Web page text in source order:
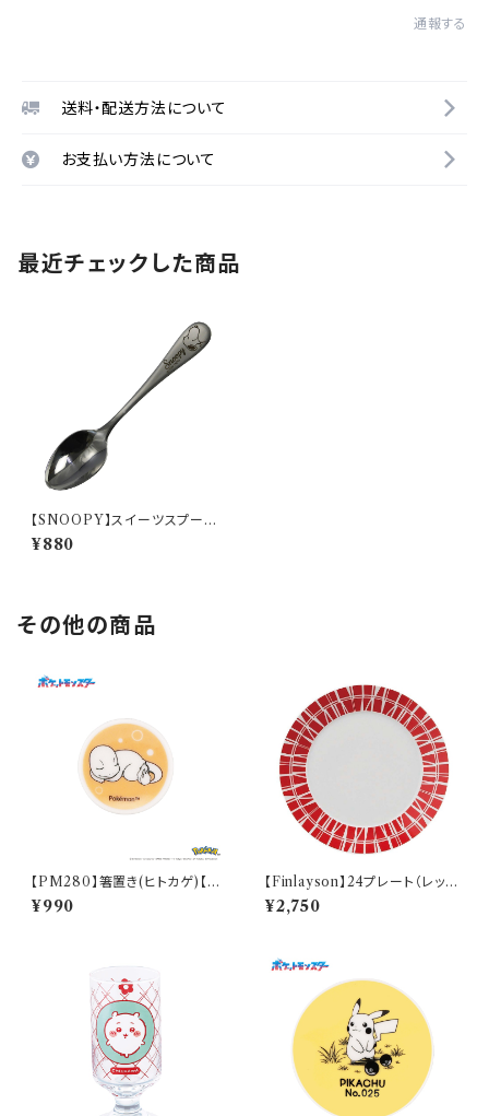
通報する
送料・配送方法について
お支払い方法について
最近チェックした商品
【SNOOPY】スイーツスプーン
(スヌーピー)【SN3200】SN32
01-850
¥880
その他の商品
【PM280】箸置き(ヒトカゲ)【D
aily Sketch】PM282-402
¥990
【Finlayson】24プレート（レッ
ド）【コロナ】
¥2,750